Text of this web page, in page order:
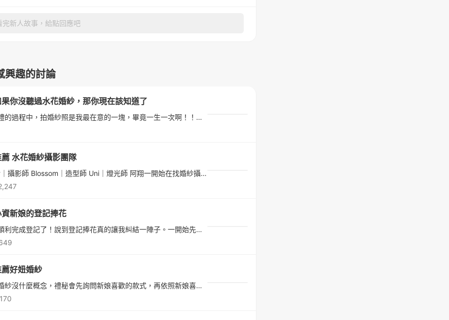
完新人故事，給點回應吧
興趣的討論
你沒聽過水花婚紗，那你現在該知道了
在準備婚禮的過程中，拍婚紗照是我最在意的一塊，畢竟一生一次啊！！！剛開始我和大部份的人一樣，上網爬文、看評論，希望能快速的找到又好又離家近的婚紗工作室。在桃園試了六家婚紗工作室，幾乎都是在網路上評價很...
水花婚紗攝影團隊
門市 Kelly｜攝影師 Blossom｜造型師 Uni｜燈光師 阿翔一開始在找婚紗攝影時，其實有點徬徨，因為網路上能看到的 男男婚紗作品不多，也會擔心一般以男女婚紗為主的團隊，是否能理解並呈現我們想要的感覺。我先生的好...
新娘的登記捧花
上週終於順利完成登記了！說到登記捧花真的讓我糾結一陣子。一開始先生覺得去戶政事務所拍個照，找間花店買束鮮花就好。但我去問了幾間稍微有設計感的，報價都要兩三千塊。想到最近天氣這麼熱，鮮花拿在手上拍完大概...
好妞婚紗
第一次試婚紗沒什麼概念，禮秘會先詢問新娘喜歡的款式，再依照新娘喜好提供選擇試穿。結果每一件都太漂亮我選不出來，好妞也讓我全部都試穿🥹穿上婚紗的時候真的覺得自己好漂亮，婚紗質感非常好，禮秘親切、溫柔又會...
170